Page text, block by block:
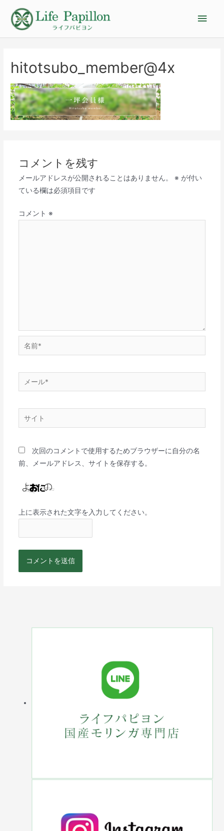
hitotsubo_member@4x
コメントを残す
メールアドレスが公開されることはありません。 ※ が付い
ている欄は必須項目です
コメント ※
次回のコメントで使用するためブラウザーに自分の名
前、メールアドレス、サイトを保存する。
上に表示された文字を入力してください。